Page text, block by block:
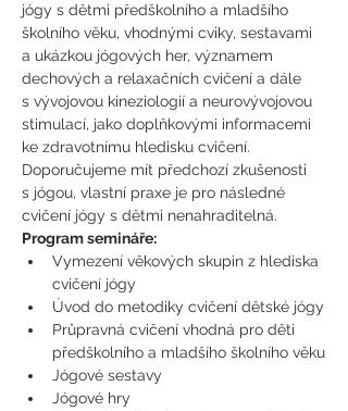
jógy s dětmi předškolního a mladšího
školního věku, vhodnými cviky, sestavami
a ukázkou jógových her, významem
dechových a relaxačních cvičení a dále
s vývojovou kineziologií a neurovývojovou
stimulací, jako doplňkovými informacemi
ke zdravotnímu hledisku cvičení.
Doporučujeme mít předchozí zkušenosti
s jógou, vlastní praxe je pro následné
cvičení jógy s dětmi nenahraditelná.
Program semináře:
Vymezení věkových skupin z hlediska
cvičení jógy
Úvod do metodiky cvičení dětské jógy
Průpravná cvičení vhodná pro děti
předškolního a mladšího školního věku
Jógové sestavy
Jógové hry